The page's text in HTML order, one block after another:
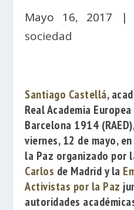
Mayo 16, 2017 |
sociedad
Santiago Castellá,
Real Academia
Barcelona 1914
viernes, 12 de mayo,
la Paz organizado por
Carlos de Madrid y la
Activistas por la Paz
autoridades